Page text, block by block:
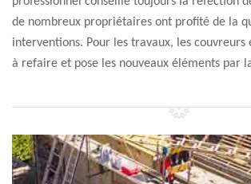
de nombreux propriétaires ont profité de la
interventions. Pour les travaux, les
à refaire et pose les nouveaux éléments par